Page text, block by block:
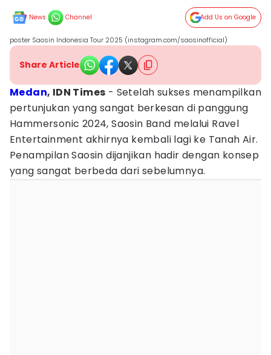
News Channel Add Us on Google
poster Saosin Indonesia Tour 2025 (instagram.com/saosinofficial)
Share Article
Medan, IDN Times - Setelah sukses menampilkan
pertunjukan yang sangat berkesan di panggung
Hammersonic 2024, Saosin Band melalui Ravel
Entertainment akhirnya kembali lagi ke Tanah Air.
Penampilan Saosin dijanjikan hadir dengan konsep
yang sangat berbeda dari sebelumnya.